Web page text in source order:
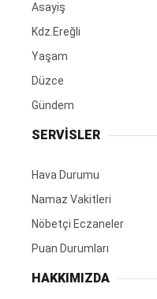
Asayiş
Kdz.Ereğli
Yaşam
Düzce
Gündem
SERVİSLER
Hava Durumu
Namaz Vakitleri
Nöbetçi Eczaneler
Puan Durumları
HAKKIMIZDA